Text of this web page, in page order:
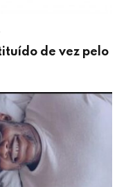
de vez pelo